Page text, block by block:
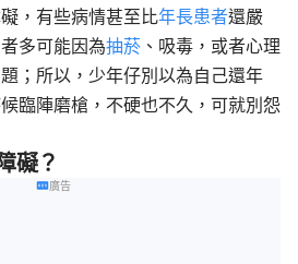
，有些病情甚至比年長患者還嚴
多可能因為抽菸 、吸毒，或者心理
；所以，少年仔別以為自己還年
臨陣磨槍，不硬也不久，可就別怨
礙？
廣告